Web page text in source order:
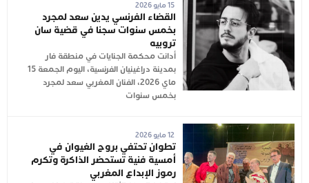
15 مايو 2026
القضاء الفرنسي يدين سعد لمجرد
بخمس سنوات سجنا في قضية سان
تروبيه
أدانت محكمة الجنايات في منطقة فار
بمدينة دراغينيان الفرنسية، اليوم الجمعة 15
ماي 2026، الفنان المغربي سعد لمجرد
بخمس سنوات
12 مايو 2026
تطوان تحتفي بروح الغيوان في
أمسية فنية تستحضر الذاكرة وتكرم
رموز الإبداع المغربي